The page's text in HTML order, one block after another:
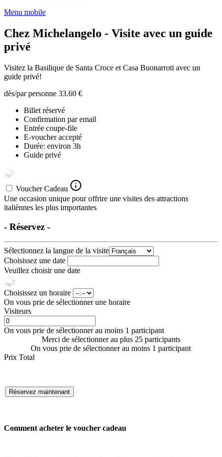
Menu mobile
Chez Michelangelo - Visite avec un guide
privé
Visitez la Basilique de Santa Croce et Casa Buonarroti avec un
guide privé!
dès/par personne 33.60 €
Billet réservé
Confirmation par email
Entrée coupe-file
E-voucher accepté
Durée: environ 3h
Guide privé
Voucher Cadeau
Une occasion unique pour offrire une visites des attractions
italiènnes les plus importantes
- Réservez -
Sélectionnez la langue de la visite
Choisissez une date
Veuillez choisir une date
Choisissez un horaire
On vous prie de sélectionner une horaire
Visiteurs
On vous prie de sélectionner au moins 1 participant
Merci de sélectionner au plus 25 participants
On vous prie de sélectionner au moins 1 participant
Prix Total
Réservez maintenant
Comment acheter le voucher cadeau